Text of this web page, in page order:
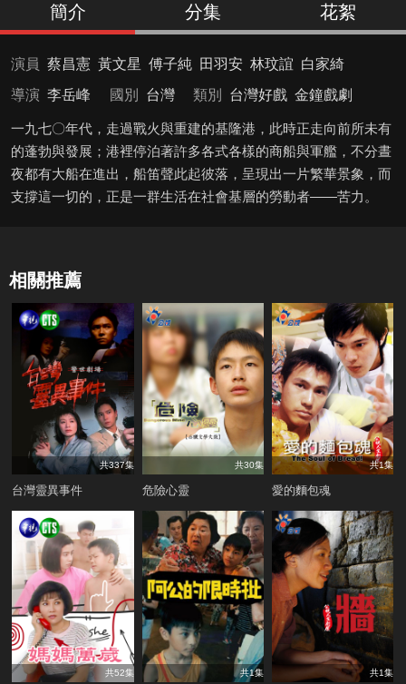
簡介 分集 花絮
演員 蔡昌憲 黃文星 傅子純 田羽安 林玟誼 白家綺
導演 李岳峰 國別 台灣 類別 台灣好戲 金鐘戲劇
一九七〇年代，走過戰火與重建的基隆港，此時正走向前所未有
的蓬勃與發展；港裡停泊著許多各式各樣的商船與軍艦，不分晝
夜都有大船在進出，船笛聲此起彼落，呈現出一片繁華景象，而
支撐這一切的，正是一群生活在社會基層的勞動者——苦力。
相關推薦
共337集
台灣靈異事件
共30集
危險心靈
共1集
愛的麵包魂
共52集 共1集 共1集